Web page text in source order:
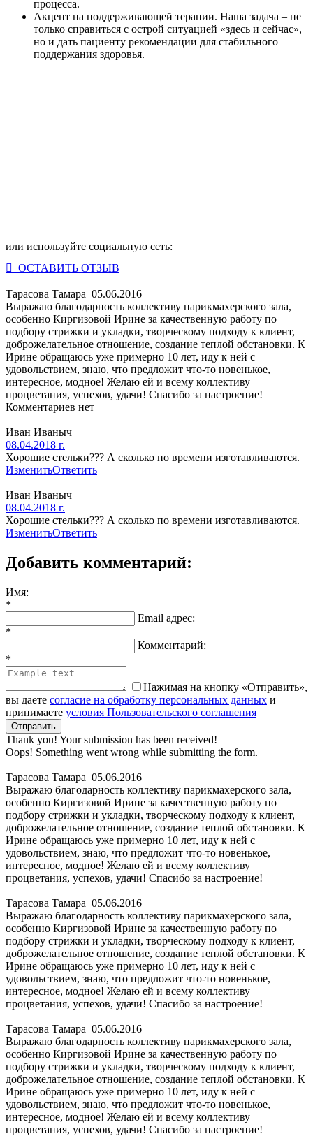
процесса.
Акцент на поддерживающей терапии. Наша задача – не
только справиться с острой ситуацией «здесь и сейчас»,
но и дать пациенту рекомендации для стабильного
поддержания здоровья.
или используйте социальную сеть:
 ОСТАВИТЬ ОТЗЫВ
Тарасова Тамара 05.06.2016
Выражаю благодарность коллективу парикмахерского зала,
особенно Киргизовой Ирине за качественную работу по
подбору стрижки и укладки, творческому подходу к клиент,
доброжелательное отношение, создание теплой обстановки. К
Ирине обращаюсь уже примерно 10 лет, иду к ней с
удовольствием, знаю, что предложит что-то новенькое,
интересное, модное! Желаю ей и всему коллективу
процветания, успехов, удачи! Спасибо за настроение!
Комментариев нет
Иван Иваныч
08.04.2018 г.
Хорошие стельки??? А сколько по времени изготавливаются.
ИзменитьОтветить
Иван Иваныч
08.04.2018 г.
Хорошие стельки??? А сколько по времени изготавливаются.
ИзменитьОтветить
Добавить комментарий:
Имя:
*
Email адрес:
*
Комментарий:
*
Нажимая на кнопку «Отправить»,
вы даете согласие на обработку персональных данных и
принимаете условия Пользовательского соглашения
Thank you! Your submission has been received!
Oops! Something went wrong while submitting the form.
Тарасова Тамара 05.06.2016
Выражаю благодарность коллективу парикмахерского зала,
особенно Киргизовой Ирине за качественную работу по
подбору стрижки и укладки, творческому подходу к клиент,
доброжелательное отношение, создание теплой обстановки. К
Ирине обращаюсь уже примерно 10 лет, иду к ней с
удовольствием, знаю, что предложит что-то новенькое,
интересное, модное! Желаю ей и всему коллективу
процветания, успехов, удачи! Спасибо за настроение!
Тарасова Тамара 05.06.2016
Выражаю благодарность коллективу парикмахерского зала,
особенно Киргизовой Ирине за качественную работу по
подбору стрижки и укладки, творческому подходу к клиент,
доброжелательное отношение, создание теплой обстановки. К
Ирине обращаюсь уже примерно 10 лет, иду к ней с
удовольствием, знаю, что предложит что-то новенькое,
интересное, модное! Желаю ей и всему коллективу
процветания, успехов, удачи! Спасибо за настроение!
Тарасова Тамара 05.06.2016
Выражаю благодарность коллективу парикмахерского зала,
особенно Киргизовой Ирине за качественную работу по
подбору стрижки и укладки, творческому подходу к клиент,
доброжелательное отношение, создание теплой обстановки. К
Ирине обращаюсь уже примерно 10 лет, иду к ней с
удовольствием, знаю, что предложит что-то новенькое,
интересное, модное! Желаю ей и всему коллективу
процветания, успехов, удачи! Спасибо за настроение!